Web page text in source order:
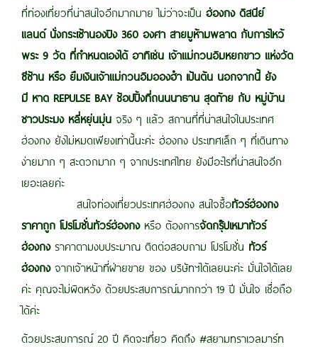
ที่ท่องเที่ยวที่น่าสนใจอีกมากมาย ไม่ว่าจะเป็น ฮ่องกง ดิสนีย์
แลนด์ นั่งกระเช้านองปิง 360 องศา สายมูห้ามพลาด กับการไหว้
พระ 9 วัด ที่กำหนดเองได้ อาทิเช่น เจ้าแม่กวนอิมหยกขาว แห่งวัด
ซีซ้าน หรือ ยืมเงินเจ้าแม่กวนอิมอองฮำ เป้นต้น นอกจากนี้ ยัง
มี หาด REPULSE BAY ช้อปปิ้งที่ถนนนาธาน สุดท้าย กับ หมู่บ้าน
ชาวประมง หลี่หยุ่นมุ่น จริง ๆ แล้ว สถานที่ที่น่าสนใจในประเทศ
ฮ่องกง ยังไม่หมดเพียงเท่านี้นะค่ะ ฮ่องกง ประเทศเล็ก ๆ ที่เดินทาง
ง่ายมาก ๆ สะดวกมาก ๆ จากประเทศไทย ยังมีอะไรที่น่าสนใจอีก
เยอะเลยค่ะ
สนใจท่องเที่ยวประเทศฮ่องกง สนใจซื้อทัวร์ฮ่องกง
ราคาถูก โปรโมชั่นทัวร์ฮ่องกงหรือ ต้องการจัดกรุ๊ปเหมาทัวร์
ฮ่องกงราคาตามงบประมาณ ติดต่อสอบถาม โปรโมชั่น ทัวร์
ฮ่องกงจากเจ้าหน้าที่ฝ่ายขาย ของ บริษัทฯได้เลยนะค่ะ มั่นใจได้เลย
ค่ะ คุณจะไม่ผิดหวัง ด้วยประสบการณ์มากกว่า 19 ปี มั่นใจ เชื่อถือ
ได้ค่ะ
ด้วยประสบการณ์ 20 ปี คิดจะเที่ยว คิดถึง #สยามทราเวลมาร์ท